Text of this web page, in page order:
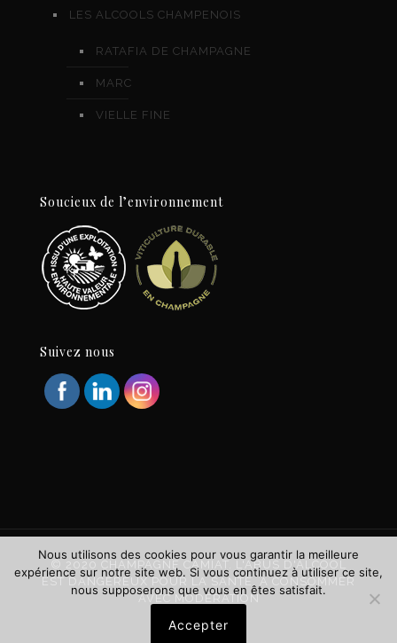
LES ALCOOLS CHAMPENOIS
RATAFIA DE CHAMPAGNE
MARC
VIELLE FINE
Soucieux de l’environnement
Suivez nous
© 2020 CHAMPAGNE CAMIAT. L'ABUS D'ALCOOL
EST DANGEREUX POUR LA SANTÉ. À CONSOMMER
AVEC MODÉRATION
Nous utilisons des cookies pour vous garantir la meilleure
expérience sur notre site web. Si vous continuez à utiliser ce site,
nous supposerons que vous en êtes satisfait.
Accepter